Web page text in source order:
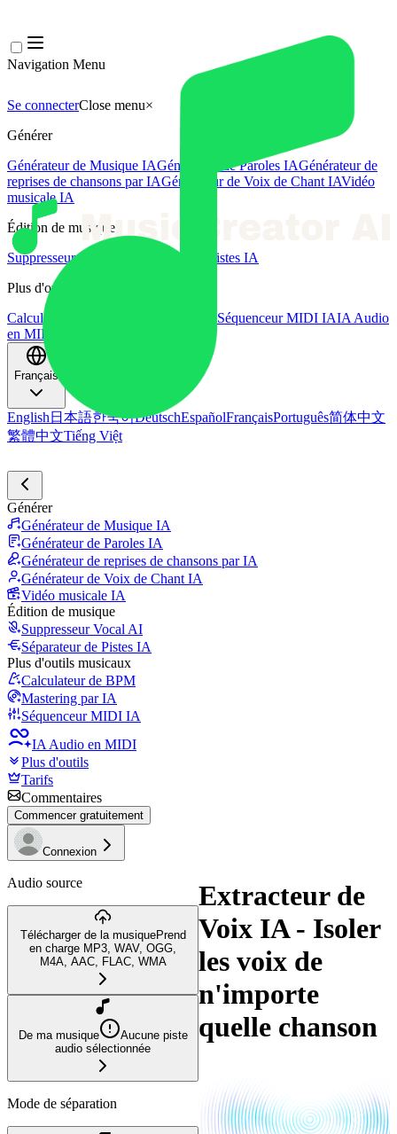
Navigation Menu
Se connecterClose menu×
Générer
Générateur de Musique IAGénérateur de Paroles IAGénérateur de
reprises de chansons par IAGénérateur de Voix de Chant IAVidéo
musicale IA
Édition de musique
Suppresseur Vocal AI
Séparateur de Pistes IA
Plus d'outils musicaux
Calculateur de BPM
Séquenceur MIDI IAIA Audio
en MIDI
Français
English 日本語한국어DeutschEspañolFrançaisPortuguês简体中文
繁體中文Tiếng Việt
Générer
Générateur de Musique IA
Générateur de Paroles IA
Générateur de reprises de chansons par IA
Générateur de Voix de Chant IA
Vidéo musicale IA
Édition de musique
Suppresseur Vocal AI
Séparateur de Pistes IA
Plus d'outils musicaux
Calculateur de BPM
Mastering par IA
Séquenceur MIDI IA
IA Audio en MIDI
Plus d'outils
Tarifs
Commentaires
Commencer gratuitement
Connexion
Audio source
Télécharger de la musiquePrend
en charge MP3, WAV, OGG,
M4A, AAC, FLAC, WMA
De ma musique
Aucune piste
audio sélectionnée
Mode de séparation
Extracteur de
Voix IA - Isoler
les voix de
n'importe
quelle chanson